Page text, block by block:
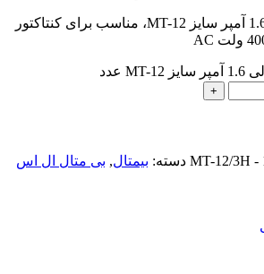
بی متال ال اس 1 الی 1.6 آمپر سایز MT-12، مناسب برای کنتاکتور
MT-12/3H - دسته: بیمتال, بی متال ال اس